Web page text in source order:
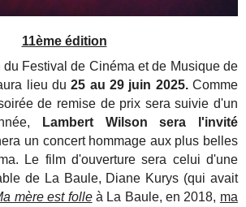
11ème édition
du Festival de Cinéma et de Musique de
lieu du 25 au 29 juin 2025.Comme
de remise de prix sera suivie d'un
Lambert Wilson sera l'invité
un concert hommage aux plus belles
Le film d'ouverture sera celui d'une
de La Baule, Diane Kurys (qui avait
mère est folleà La Baule, en 2018, ma